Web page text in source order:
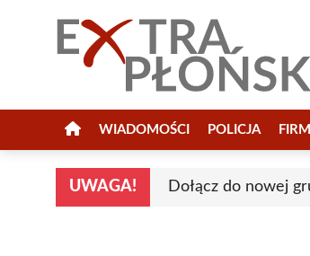
WIADOMOŚCI POLICJA
UWAGA! Dołącz do nowej